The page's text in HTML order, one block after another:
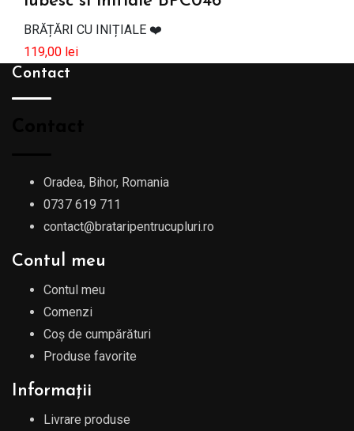
BRĂȚĂRI CU INIȚIALE ❤️
119,00 lei
Contact
Oradea, Bihor, Romania
0737 619 711
contact@brataripentrucupluri.ro
Contul meu
Contul meu
Comenzi
Coș de cumpărături
Produse favorite
Informații
Livrare produse